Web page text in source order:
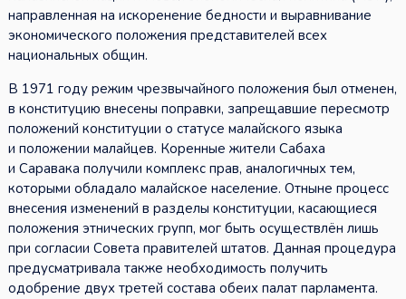
направленная на искоренение бедности и выравнивание
экономического положения представителей всех
национальных общин.
В 1971 году режим чрезвычайного положения был отменен,
в конституцию внесены поправки, запрещавшие пересмотр
положений конституции о статусе малайского языка
и положении малайцев. Коренные жители Сабаха
и Саравака получили комплекс прав, аналогичных тем,
которыми обладало малайское население. Отныне процесс
внесения изменений в разделы конституции, касающиеся
положения этнических групп, мог быть осуществлён лишь
при согласии Совета правителей штатов. Данная процедура
предусматривала также необходимость получить
одобрение двух третей состава обеих палат парламента.